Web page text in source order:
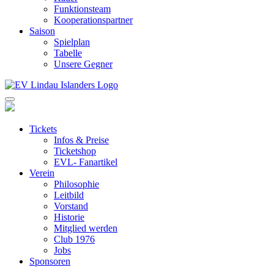
Funktionsteam
Kooperationspartner
Saison
Spielplan
Tabelle
Unsere Gegner
Tickets
Infos & Preise
Ticketshop
EVL- Fanartikel
Verein
Philosophie
Leitbild
Vorstand
Historie
Mitglied werden
Club 1976
Jobs
Sponsoren